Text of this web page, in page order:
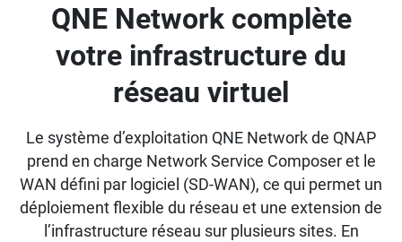
QNE Network complète
votre infrastructure du
réseau virtuel
Le système d’exploitation QNE Network de QNAP
prend en charge Network Service Composer et le
WAN défini par logiciel (SD-WAN), ce qui permet un
déploiement flexible du réseau et une extension de
l’infrastructure réseau sur plusieurs sites. En